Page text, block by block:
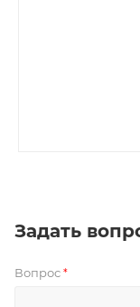
Задать
Вопрос *